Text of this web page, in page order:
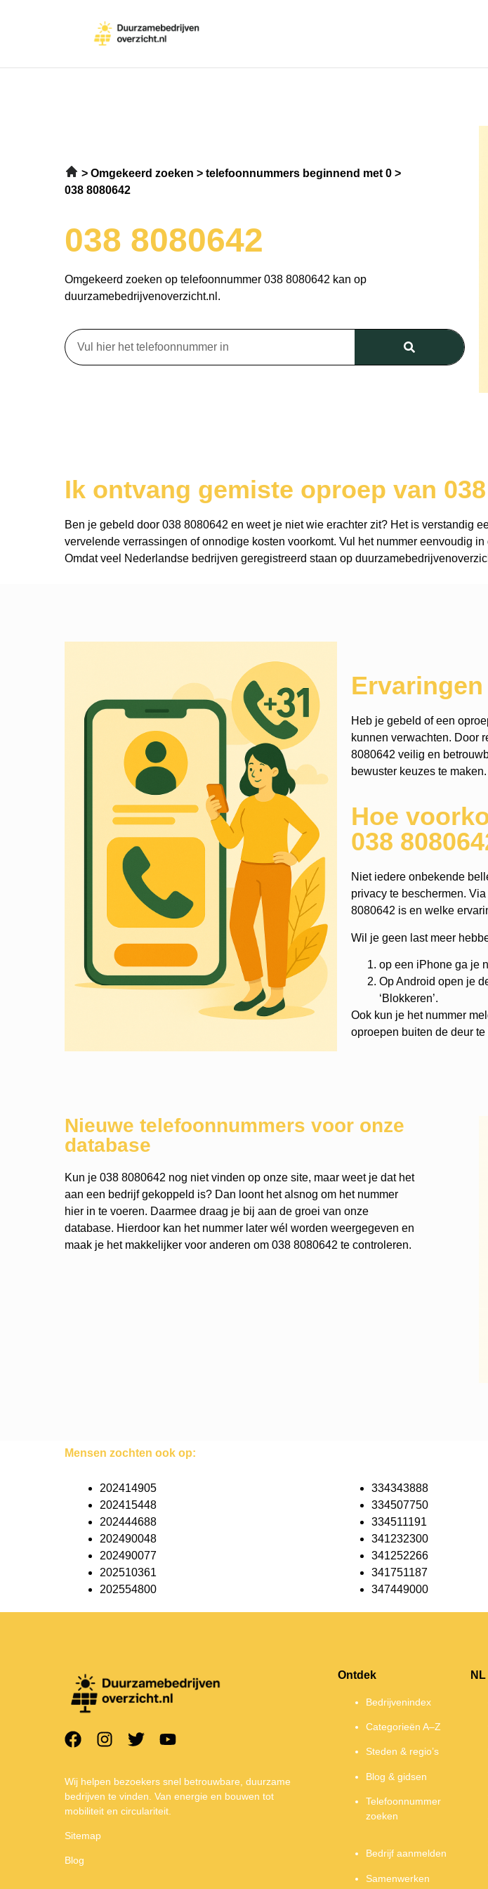
Omgekeerd zoeken
telefoonnummers beginnend met 0
038 8080642
038 8080642
Omgekeerd zoeken op telefoonnummer 038 8080642 kan op
duurzamebedrijvenoverzicht.nl.
Ik ontvang gemiste oproep van 038
Ben je gebeld door 038 8080642 en weet je niet wie erachter zit? Het is verstandig
vervelende verrassingen of onnodige kosten voorkomt. Vul het nummer eenvoudig
Omdat veel Nederlandse bedrijven geregistreerd staan op
Heb je gebeld of een
kunnen verwachten. Door
8080642 veilig en
bewuster keuzes te maken.
Hoe
038
Niet iedere onbekende
privacy te beschermen.
8080642 is en welke
Wil je geen last meer
op een iPhone ga je
Op Android open je
‘Blokkeren’.
Ook kun je het nummer
oproepen buiten de deur te
Nieuwe telefoonnummers voor onze
database
Kun je 038 8080642 nog niet vinden op onze site, maar weet je dat het
aan een bedrijf gekoppeld is? Dan loont het alsnog om het nummer
hier in te voeren. Daarmee draag je bij aan de groei van onze
database. Hierdoor kan het nummer later wél worden weergegeven en
maak je het makkelijker voor anderen om 038 8080642 te controleren.
Mensen zochten ook op:
202414905
202415448
202444688
202490048
202490077
202510361
202554800
334343888
334507750
334511191
341232300
341252266
341751187
347449000
Wij helpen bezoekers snel betrouwbare, duurzame
bedrijven te vinden. Van energie en bouwen tot
mobiliteit en circulariteit.
Sitemap
Blog
Ontdek
Bedrijvenindex
Categorieën A–Z
Steden & regio’s
Blog & gidsen
Telefoonnummer
zoeken
Bedrijf aanmelden
Samenwerken